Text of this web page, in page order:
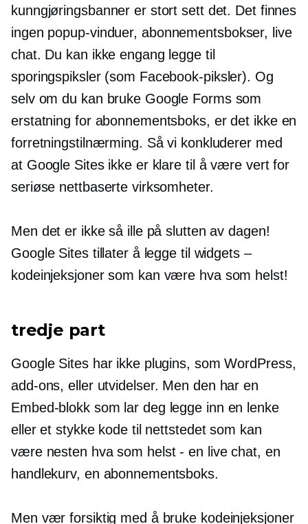
kunngjøringsbanner er stort sett det. Det finnes
ingen popup-vinduer, abonnementsbokser, live
chat. Du kan ikke engang legge til
sporingspiksler (som Facebook-piksler). Og
selv om du kan bruke Google Forms som
erstatning for abonnementsboks, er det ikke en
forretningstilnærming. Så vi konkluderer med
at Google Sites ikke er klare til å være vert for
seriøse nettbaserte virksomheter.
Men det er ikke så ille på slutten av dagen!
Google Sites tillater å legge til widgets –
kodeinjeksjoner som kan være hva som helst!
tredje part
Google Sites har ikke plugins, som WordPress,
add-ons, eller utvidelser. Men den har en
Embed-blokk som lar deg legge inn en lenke
eller et stykke kode til nettstedet som kan
være nesten hva som helst - en live chat, en
handlekurv, en abonnementsboks.
Men vær forsiktig med å bruke kodeinjeksjoner